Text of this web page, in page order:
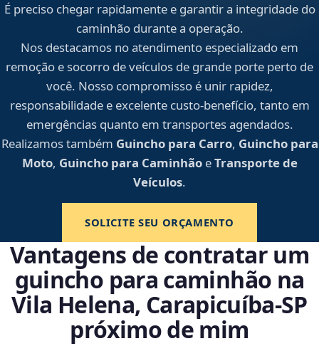
É preciso chegar rapidamente e garantir a integridade do
caminhão durante a operação.
Nos destacamos no atendimento especializado em
remoção e socorro de veículos de grande porte perto de
você. Nosso compromisso é unir rapidez,
responsabilidade e excelente custo-benefício, tanto em
emergências quanto em transportes agendados.
Realizamos também Guincho para Carro, Guincho para
Moto, Guincho para CaminhãoeTransporte de
Veículos.
SOLICITE SEU ORÇAMENTO
Vantagens de contratar um
guincho para caminhão na
Vila Helena, Carapicuíba‑SP
próximo de mim